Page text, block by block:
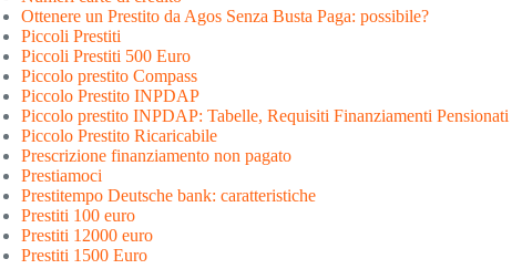
Ottenere un Prestito da Agos Senza Busta Paga: possibile?
Piccoli Prestiti
Piccoli Prestiti 500 Euro
Piccolo prestito Compass
Piccolo Prestito INPDAP
Piccolo prestito INPDAP: Tabelle, Requisiti Finanziamenti
Piccolo Prestito Ricaricabile
Prescrizione finanziamento non pagato
Prestiamoci
Prestitempo Deutsche bank: caratteristiche
Prestiti 100 euro
Prestiti 12000 euro
Prestiti 1500 Euro